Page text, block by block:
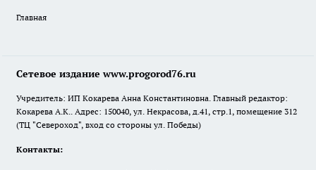
Главная
Сетевое издание www.progorod76.ru
Учредитель: ИП Кокарева Анна Константиновна. Главный редактор:
Кокарева А.К.. Адрес: 150040, ул. Некрасова, д.41, стр.1, помещение 312
(ТЦ "Североход", вход со стороны ул. Победы)
Контакты: